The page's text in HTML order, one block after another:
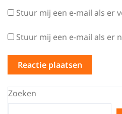
Stuur mij een e-mail als er
Stuur mij een e-mail als er
Zoeken